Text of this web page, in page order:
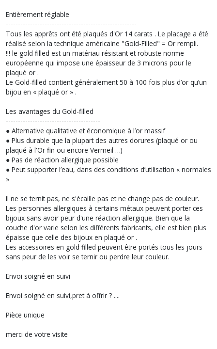
Entièrement réglable
------------------------------------------------------
Tous les apprêts ont été plaqués d'Or 14 carats . Le placage a été
réalisé selon la technique américaine "Gold-Filled" = Or rempli.
!!! le gold filled est un matériau résistant et robuste norme
européenne qui impose une épaisseur de 3 microns pour le
plaqué or .
Le Gold-filled contient généralement 50 à 100 fois plus d’or qu’un
bijou en « plaqué or » .
Les avantages du Gold-filled
---------------------------------------
● Alternative qualitative et économique à l’or massif
● Plus durable que la plupart des autres dorures (plaqué or ou
plaqué à l'Or fin ou encore Vermeil …)
● Pas de réaction allergique possible
● Peut supporter l’eau, dans des conditions d’utilisation « normales
»
Il ne se ternit pas, ne s'écaille pas et ne change pas de couleur.
Les personnes allergiques à certains métaux peuvent porter ces
bijoux sans avoir peur d'une réaction allergique. Bien que la
couche d'or varie selon les différents fabricants, elle est bien plus
épaisse que celle des bijoux en plaqué or .
Les accessoires en gold filled peuvent être portés tous les jours
sans peur de les voir se ternir ou perdre leur couleur.
Envoi soigné en suivi
Envoi soigné en suivi,pret à offrir ? ....
Pièce unique
merci de votre visite